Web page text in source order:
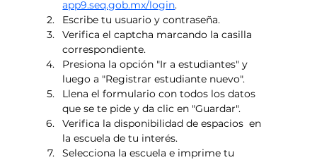
app9.seq.gob.mx/login.
Escribe tu usuario y contraseña.
Verifica el captcha marcando la casilla
correspondiente.
Presiona la opción "Ir a estudiantes" y
luego a "Registrar estudiante nuevo".
Llena el formulario con todos los datos
que se te pide y da clic en "Guardar".
Verifica la disponibilidad de espacios  en
la escuela de tu interés.
Selecciona la escuela e imprime tu